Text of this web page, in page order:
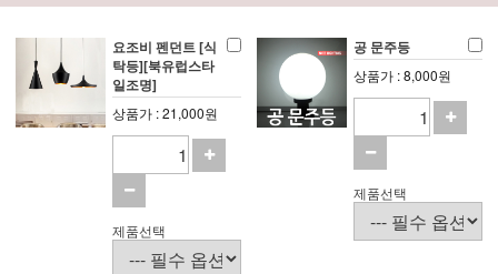
요조비 펜던트 [식
탁등][북유럽스타
일조명]
상품가 : 21,000원
제품선택
공 문주등
상품가 : 8,000원
제품선택